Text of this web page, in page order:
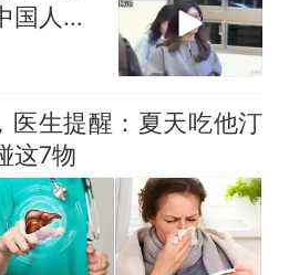
国人的
医生提醒：夏天吃他汀
这7物